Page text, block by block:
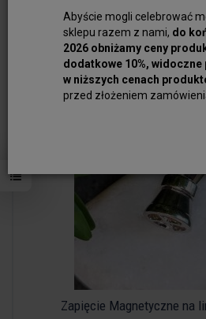
Abyście mogli celebrować
sklepu razem z nami, do
2026 obniżamy ceny
dodatkowe 10%, widoczne
w niższych cenach
przed złożeniem
9,00 zł
Do koszyka
Zapięcie Magnetyczne na